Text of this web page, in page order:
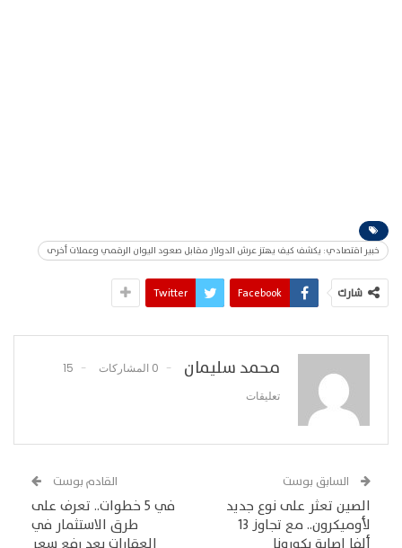
خبير اقتصادي: يكشف كيف يهتز عرش الدولار مقابل صعود اليوان الرقمي وعملات أخرى
شارك Facebook
Twitter
محمد سليمان 0 المشاركات
15
تعليقات
السابق بوست
الصين تعثر على نوع جديد
لأوميكرون.. مع تجاوز 13
القادم بوست
في 5 خطوات.. تعرف على
طرق الاستثمار في